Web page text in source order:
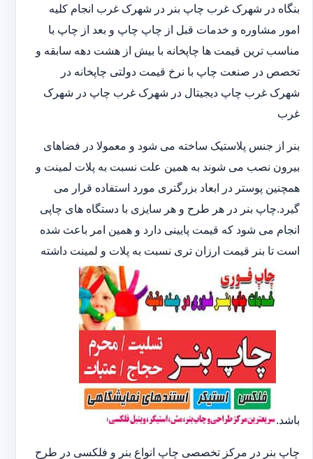
بنگاه در شهرک غرب چاپ بنر در شهرک غرب انجام کلیه
امور مشاوره و خدمات قبل از چاپ چاپ و بعد از چاپ با
مناسب ترین قیمت ها چاپخانه با بیش از هشت دهه سابقه و
تخصص در صنعت چاپ با نرخ قیمت دولتی چاپخانه در
شهرک غرب چاپ دیجیتال در شهرک غرب چاپ در شهرک
غرب
بنر از جنس پلاستیک ساخته می شود و معمولا در فضاهای
بیرون نصب می شوند به همین علت نسبت به پلات لمینت و
همچنین پوستر در ابعاد بزرگتری مورد استفاده قرار می
گیرد.چاپ بنر در هر طرح و هر سایزی با دستگاه های چاپی
انجام می شود که قیمت پایینی دارد و همین امر باعث شده
است تا بنر قیمت ارزان تری نسبت به پلات و لمینت داشته
باشد.
چاپ بنر در مرکز تخصصی چاپ انواع بنر و فلکسی در طرح